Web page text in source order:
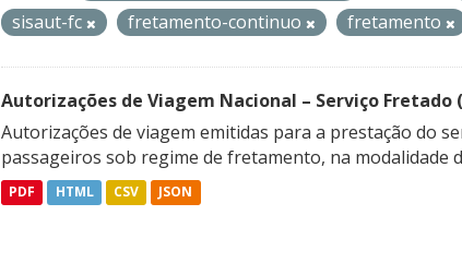
sisaut-fc
fretamento-continuo fretamento
Autorizações de Viagem Nacional – Serviço
Autorizações de viagem emitidas para a prestação do
passageiros sob regime de fretamento, na modalidade
PDF HTML CSV JSON